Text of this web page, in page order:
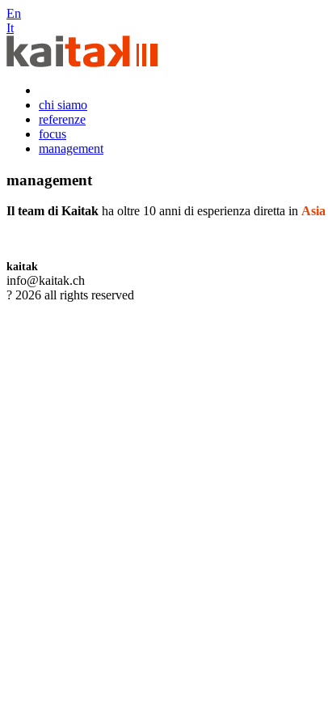
En
It
chi siamo
referenze
focus
management
management
Il team di Kaitak ha oltre 10 anni di esperienza diretta in Asia
kaitak
info@kaitak.ch
? 2026 all rights reserved